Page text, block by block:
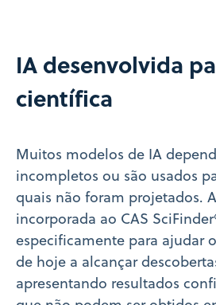
IA desenvolvida
científica
Muitos modelos de IA
incompletos ou são usados
quais não foram projetados.
incorporada ao CAS
especificamente para ajudar
de hoje a alcançar
apresentando resultados